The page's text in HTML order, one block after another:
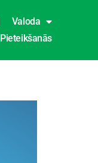
Valoda
Pieteikšanās